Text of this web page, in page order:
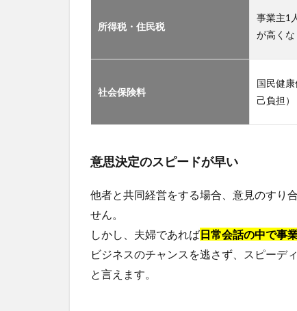
所得税・住民税
事業主1
が高く
社会保険料
国民健
己負担）
意思決定のスピードが早い
他者と共同経営をする場合、意見のすり
せん。
しかし、夫婦であれば日常会話の中で事
ビジネスのチャンスを逃さず、スピーデ
と言えます。